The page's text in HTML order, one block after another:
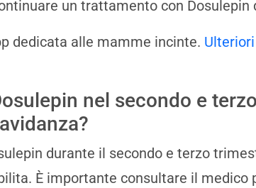
un trattamento con Dosulepin
dedicata alle mamme incinte.
nel secondo e terzo
durante il secondo e terzo
È importante consultare il medico